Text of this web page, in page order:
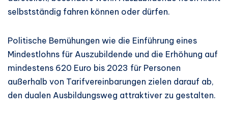
selbstständig fahren können oder dürfen.
Politische Bemühungen wie die Einführung eines
Mindestlohns für Auszubildende und die Erhöhung auf
mindestens 620 Euro bis 2023 für Personen
außerhalb von Tarifvereinbarungen zielen darauf ab,
den dualen Ausbildungsweg attraktiver zu gestalten.